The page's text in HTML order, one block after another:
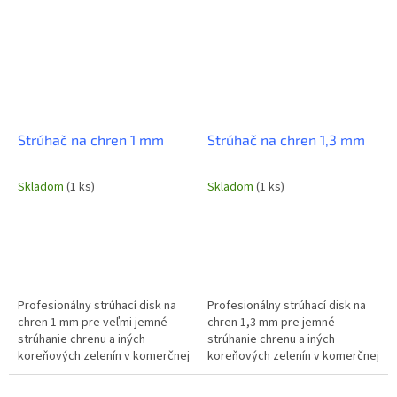
Strúhač na chren 1 mm
Skladom (1 ks)
Profesionálny strúhací disk na
chren 1 mm pre veľmi jemné
strúhanie chrenu a iných
koreňových zelenín v komerčnej
kuchyni. Ideálny pre prípravu
Strúhač na chren 1,3 mm
Skladom (1 ks)
Profesionálny strúhací disk na
chren 1,3 mm pre jemné
strúhanie chrenu a iných
koreňových zelenín v komerčnej
kuchyni. Ideálny pre prípravu